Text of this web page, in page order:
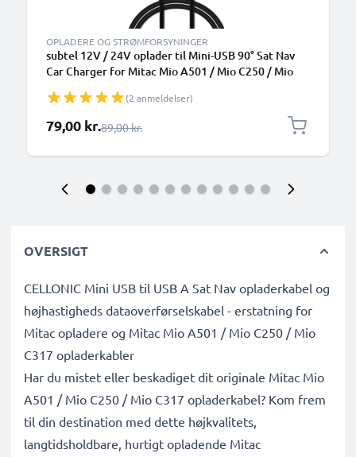
OPLADERE OG STRØMFORSYNINGER
subtel 12V / 24V oplader til Mini-USB 90° Sat Nav
Car Charger for Mitac Mio A501 / Mio C250 / Mio
1000mA GPS Cigarette Lighter Adapter m/ 1.1m
oplader til bil
(2 anmeldelser)
Særlig pris
79,00 kr.Almindelig pris
89,00 kr.
OVERSIGT
CELLONIC Mini USB til USB A Sat Nav opladerkabel og
højhastigheds dataoverførselskabel - erstatning for
Mitac opladere og Mitac Mio A501 / Mio C250 / Mio
C317 opladerkabler
Har du mistet eller beskadiget dit originale Mitac Mio
A501 / Mio C250 / Mio C317 opladerkabel? Kom frem
til din destination med dette højkvalitets,
langtidsholdbare, hurtigt opladende Mitac